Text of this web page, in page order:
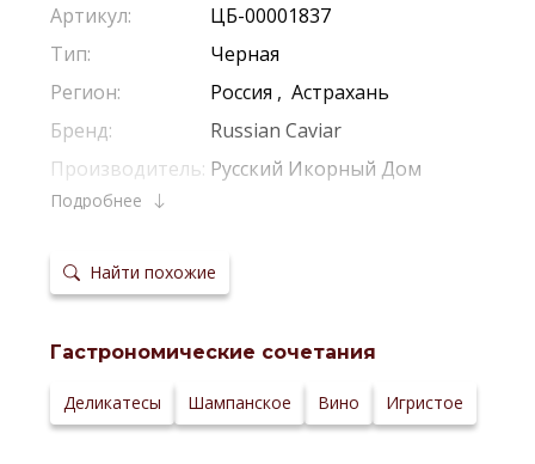
Артикул:
ЦБ-00001837
Тип:
Черная
Регион:
Россия , Астрахань
Бренд:
Russian Caviar
Производитель: Русский Икорный Дом
Подробнее
Найти похожие
Гастрономические сочетания
Деликатесы Шампанское Вино Игристое